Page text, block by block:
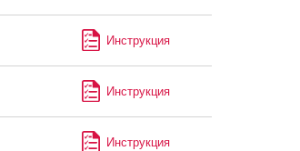
Инструкция
Инструкция
Инструкция